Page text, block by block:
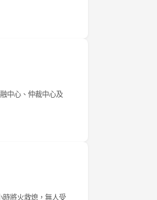
中心、仲裁中心及
時將火救熄，無人受